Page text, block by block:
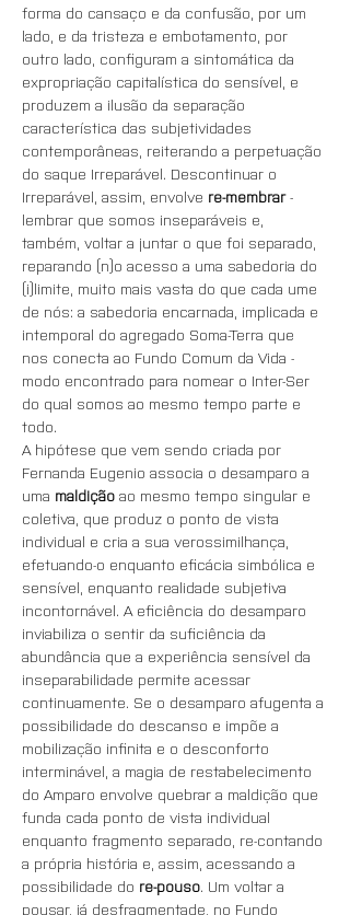
forma do cansaço e da confusão, por um
lado, e da tristeza e embotamento, por
outro lado, configuram a sintomática da
expropriação capitalística do sensível, e
produzem a ilusão da separação
característica das subjetividades
contemporâneas, reiterando a perpetuação
do saque Irreparável. Descontinuar o
Irreparável, assim, envolve re-membrar -
lembrar que somos inseparáveis e,
também, voltar a juntar o que foi separado,
reparando (n)o acesso a uma sabedoria do
(i)limite, muito mais vasta do que cada ume
de nós: a sabedoria encarnada, implicada e
intemporal do agregado Soma-Terra que
nos conecta ao Fundo Comum da Vida -
modo encontrado para nomear o Inter-Ser
do qual somos ao mesmo tempo parte e
todo.
A hipótese que vem sendo criada por
Fernanda Eugenio associa o desamparo a
uma maldição ao mesmo tempo singular e
coletiva, que produz o ponto de vista
individual e cria a sua verossimilhança,
efetuando-o enquanto eficácia simbólica e
sensível, enquanto realidade subjetiva
incontornável. A eficiência do desamparo
inviabiliza o sentir da suficiência da
abundância que a experiência sensível da
inseparabilidade permite acessar
continuamente. Se o desamparo afugenta a
possibilidade do descanso e impõe a
mobilização infinita e o desconforto
interminável, a magia de restabelecimento
do Amparo envolve quebrar a maldição que
funda cada ponto de vista individual
enquanto fragmento separado, re-contando
a própria história e, assim, acessando a
possibilidade do re-pouso. Um voltar a
pousar, já desfragmentade, no Fundo